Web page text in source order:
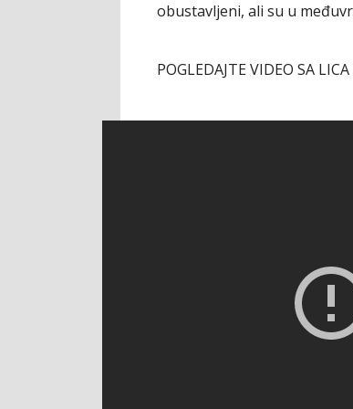
obustavljeni, ali su u
POGLEDAJTE VIDEO SA